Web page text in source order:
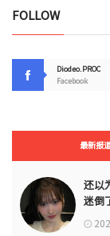
FOLLOW
Diodeo.PROC
Facebook
最新报
还以
迷倒